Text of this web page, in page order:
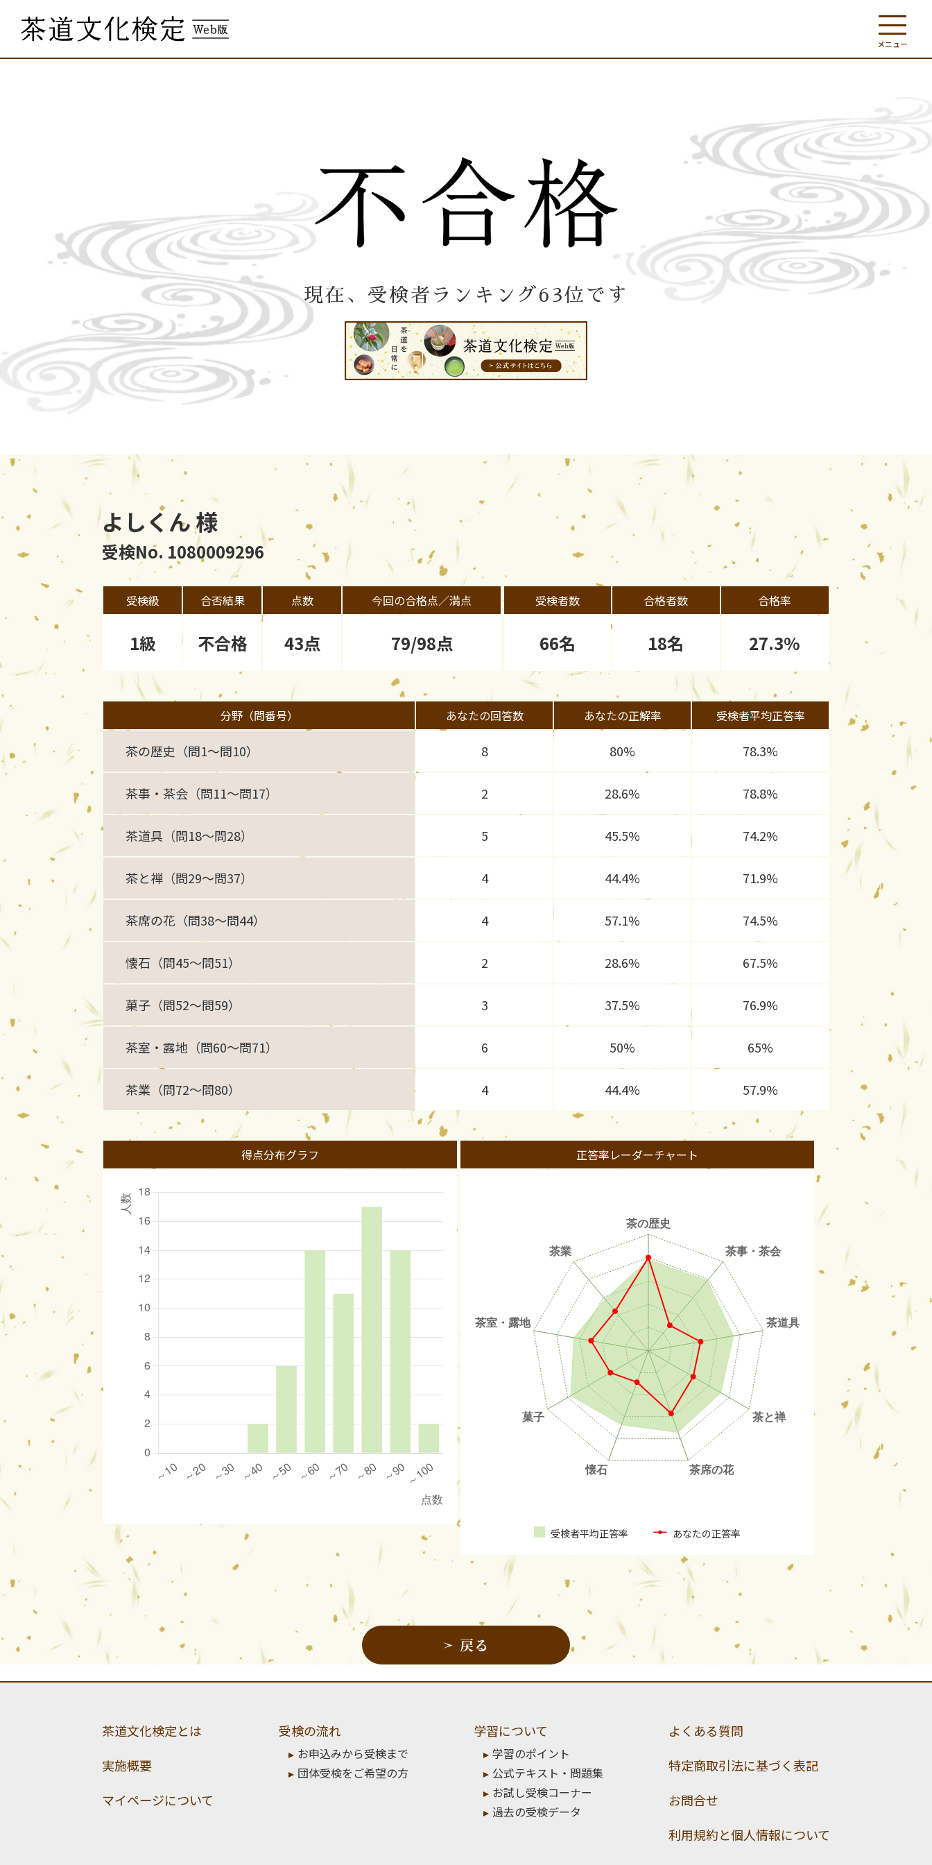
メニュー
現在、受検者ランキング63位です
よしくん 様
受検No. 1080009296
受検級 合否結果 点数 今回の合格点／満点
1級 不合格 43点 79/98点
受検者数 合格者数 合格率
66名 18名 27.3%
分野（問番号） あなたの回答数 あなたの正解率 受検者平均正答率
茶の歴史（問1〜問10） 8 80% 78.3%
茶事・茶会（問11〜問17） 2 28.6% 78.8%
茶道具（問18〜問28） 5 45.5% 74.2%
茶と禅（問29〜問37） 4 44.4% 71.9%
茶席の花（問38〜問44） 4 57.1% 74.5%
懐石（問45〜問51） 2 28.6% 67.5%
菓子（問52〜問59） 3 37.5% 76.9%
茶室・露地（問60〜問71） 6 50% 65%
茶業（問72〜問80） 4 44.4% 57.9%
得点分布グラフ 正答率レーダーチャート
受検者平均正答率 あなたの正答率
戻る
茶道文化検定とは
実施概要
マイページについて
受検の流れ
お申込みから受検まで
団体受検をご希望の方
学習について
学習のポイント
公式テキスト・問題集
お試し受検コーナー
過去の受検データ
よくある質問
特定商取引法に基づく表記
お問合せ
利用規約と個人情報について